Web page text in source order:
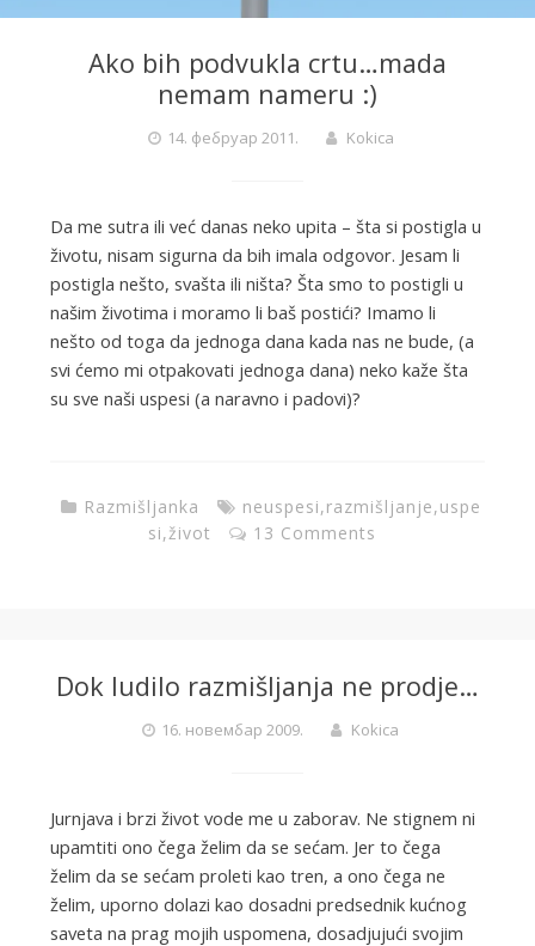
Ako bih podvukla crtu…mada
nemam nameru :)
14. фебруар 2011. Kokica
Da me sutra ili već danas neko upita – šta si postigla u
životu, nisam sigurna da bih imala odgovor. Jesam li
postigla nešto, svašta ili ništa? Šta smo to postigli u
našim životima i moramo li baš postići? Imamo li
nešto od toga da jednoga dana kada nas ne bude, (a
svi ćemo mi otpakovati jednoga dana) neko kaže šta
su sve naši uspesi (a naravno i padovi)?
Razmišljanka neuspesi,razmišljanje,uspe
si,život 13 Comments
Dok ludilo razmišljanja ne prodje…
16. новембар 2009. Kokica
Jurnjava i brzi život vode me u zaborav. Ne stignem ni
upamtiti ono čega želim da se sećam. Jer to čega
želim da se sećam proleti kao tren, a ono čega ne
želim, uporno dolazi kao dosadni predsednik kućnog
saveta na prag mojih uspomena, dosadjujući svojim